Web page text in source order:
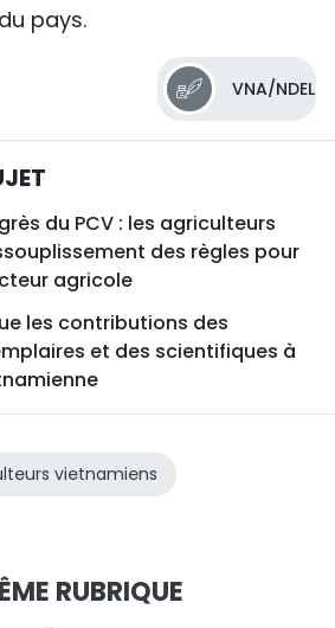
pays.
VNA/NDEL
du PCV : les agriculteurs
des règles pour
agricole
les contributions des
et des scientifiques à
vietnamiens
RUBRIQUE